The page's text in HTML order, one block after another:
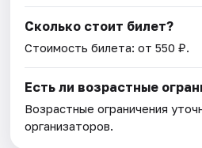
Сколько стоит билет?
Стоимость билета: от 550 ₽.
Есть ли возрастные
Возрастные ограничения
организаторов.